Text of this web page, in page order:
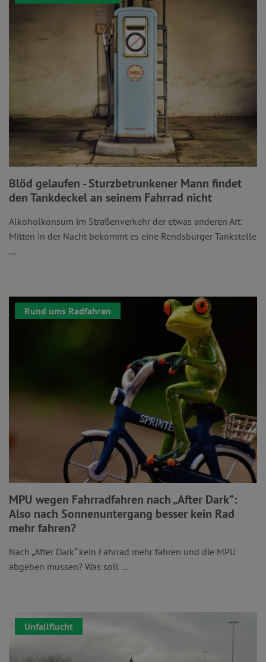
Blöd gelaufen - Sturzbetrunkener Mann findet
den Tankdeckel an seinem Fahrrad nicht
Alkoholkonsum im Straßenverkehr der etwas anderen Art:
Mitten in der Nacht bekommt es eine Rendsburger Tankstelle
...
Rund ums Radfahren
MPU wegen Fahrradfahren nach „After Dark“:
Also nach Sonnenuntergang besser kein Rad
mehr fahren?
Nach „After Dark“ kein Fahrrad mehr fahren und die MPU
abgeben müssen? Was soll ...
Unfallflucht